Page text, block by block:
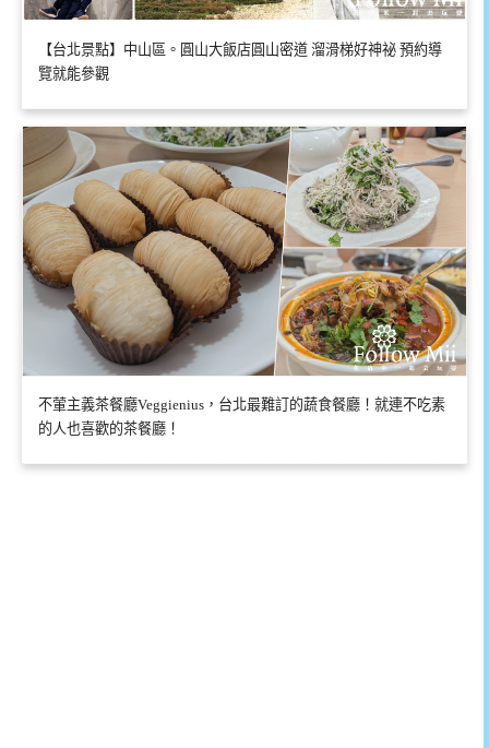
【台北景點】中山區。圓山大飯店圓山密道 溜滑梯好神祕 預約導
覽就能參觀
不葷主義茶餐廳Veggienius，台北最難訂的蔬食餐廳！就連不吃素
的人也喜歡的茶餐廳！